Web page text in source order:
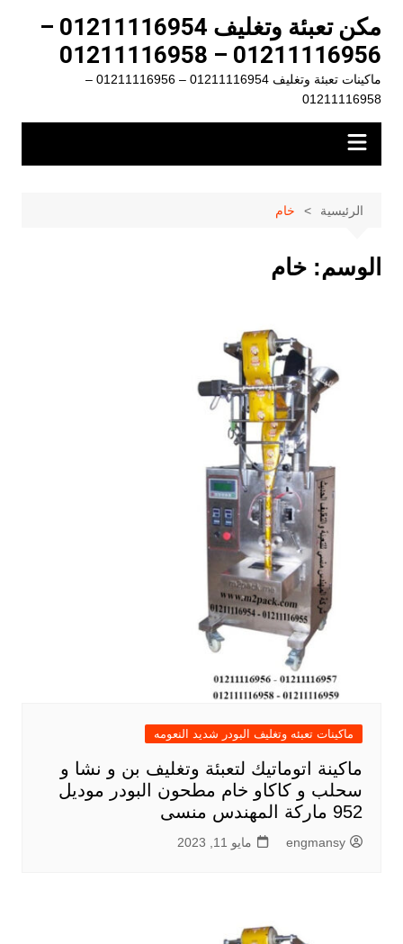
المحتوى
مكن تعبئة وتغليف 01211116954 –
01211116956 – 01211116958
ماكينات تعبئة وتغليف 01211116954 – 01211116956 –
01211116958
الرئيسية خام
الوسم: خام
ماكينات تعبئه وتغليف البودر شديد النعومه
ماكينة اتوماتيك لتعبئة وتغليف بن و نشا و
سحلب و كاكاو خام مطحون البودر موديل
952 ماركة المهندس منسى
engmansy مايو 11, 2023